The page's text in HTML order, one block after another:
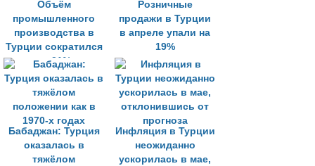
Объём
промышленного
производства в
Турции сократился
на 31%
Розничные
продажи в Турции
в апреле упали на
19%
Бабаджан: Турция
оказалась в
тяжёлом
Инфляция в Турции
неожиданно
ускорилась в мае,